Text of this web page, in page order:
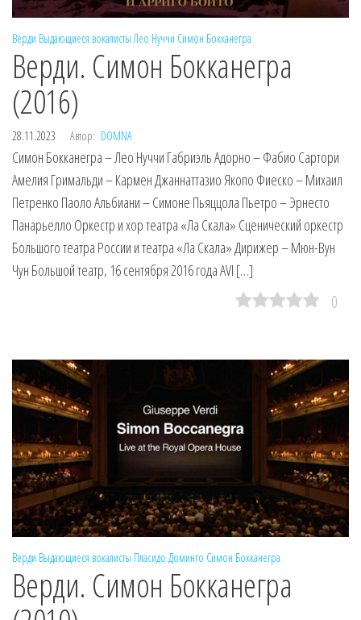
Верди Выдающиеся вокалисты Лео Нуччи Симон Бокканегра
Верди. Симон Бокканегра
(2016)
28.11.2023 Автор: DOMNA
Симон Бокканегра – Лео Нуччи Габриэль Адорно – Фабио Сартори
Амелия Гримальди – Кармен Джаннаттазио Якопо Фиеско – Михаил
Петренко Паоло Альбиани – Симоне Пьяццола Пьетро – Эрнесто
Панарьелло Оркестр и хор театра «Ла Скала» Сценический оркестр
Большого театра России и театра «Ла Скала» Дирижер – Мюн-Вун
Чун Большой театр, 16 сентября 2016 года AVI […]
0
Верди Выдающиеся вокалисты Пласидо Доминго Симон Бокканегра
Верди. Симон Бокканегра